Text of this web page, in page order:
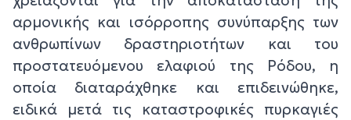
αρμονικής και ισόρροπης συνύπαρξης των
ανθρωπίνων δραστηριοτήτων και του
προστατευόμενου ελαφιού της Ρόδου, η
οποία διαταράχθηκε και επιδεινώθηκε,
ειδικά μετά τις καταστροφικές πυρκαγιές